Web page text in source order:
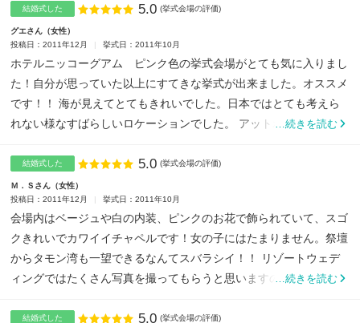
結婚式した 点数
5.0 (挙式会場の評価)
グエさん
女性
投稿日：2011年12月
挙式日：2011年10月
ホテルニッコーグアム ピンク色の挙式会場がとても気に入りまし
た！自分が思っていた以上にすてきな挙式が出来ました。オススメ
です！！ 海が見えてとてもきれいでした。日本ではとても考えら
れない様なすばらしいロケーションでした。 アットホームでとて...
…続きを読む
結婚式した 点数
5.0 (挙式会場の評価)
Ｍ．Ｓさん
女性
投稿日：2011年12月
挙式日：2011年10月
会場内はベージュや白の内装、ピンクのお花で飾られていて、スゴ
クきれいでカワイイチャペルです！女の子にはたまりません。祭壇
からタモン湾も一望できるなんてスバラシイ！！ リゾートウェデ
ィングではたくさん写真を撮ってもらうと思いますので、お気に...
…続きを読む
結婚式した 点数
5.0 (挙式会場の評価)